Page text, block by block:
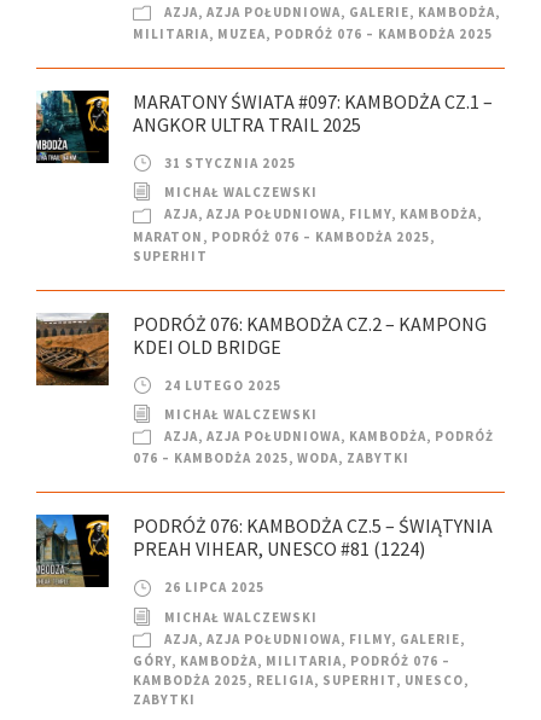
AZJA, AZJA POŁUDNIOWA, GALERIE, KAMBODŻA,
MILITARIA, MUZEA, PODRÓŻ 076 – KAMBODŻA 2025
MARATONY ŚWIATA #097: KAMBODŻA CZ.1 –
ANGKOR ULTRA TRAIL 2025
31 STYCZNIA 2025
MICHAŁ WALCZEWSKI
AZJA, AZJA POŁUDNIOWA, FILMY, KAMBODŻA,
MARATON , PODRÓŻ 076 – KAMBODŻA 2025,
SUPERHIT
PODRÓŻ 076: KAMBODŻA CZ.2 – KAMPONG
KDEI OLD BRIDGE
24 LUTEGO 2025
MICHAŁ WALCZEWSKI
AZJA, AZJA POŁUDNIOWA, KAMBODŻA, PODRÓŻ
076 – KAMBODŻA 2025, WODA, ZABYTKI
PODRÓŻ 076: KAMBODŻA CZ.5 – ŚWIĄTYNIA
PREAH VIHEAR, UNESCO #81 (1224)
26 LIPCA 2025
MICHAŁ WALCZEWSKI
AZJA, AZJA POŁUDNIOWA, FILMY, GALERIE,
GÓRY, KAMBODŻA, MILITARIA, PODRÓŻ 076 –
KAMBODŻA 2025, RELIGIA, SUPERHIT, UNESCO,
ZABYTKI